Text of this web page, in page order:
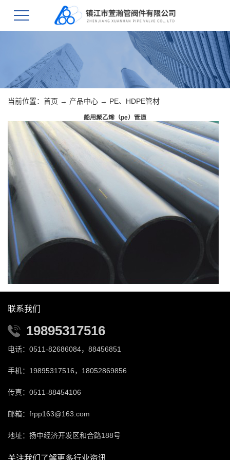
当前位置： 首页 → 产品中心 → PE、HDPE管材
船用聚乙烯（pe）管道
联系我们
19895317516
电话：0511-82686084，88456851
手机：19895317516，18052869856
传真：0511-88454106
邮箱：frpp163@163.com
地址：扬中经济开发区和合路188号